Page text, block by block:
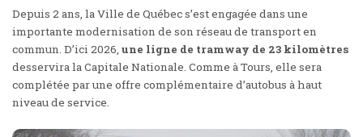
Depuis 2 ans, la Ville de Québec s’est engagée dans une
importante modernisation de son réseau de transport en
commun . D’ici 2026, une ligne de tramway de 23 kilomètres
desservira la Capitale Nationale. Comme à Tours, elle sera
complétée par une offre complémentaire d’autobus à haut
niveau de service.